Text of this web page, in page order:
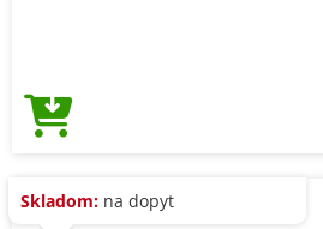
Skladom: na dopyt